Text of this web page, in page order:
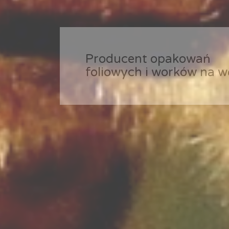
Producent opakowań
foliowych i worków na
Producent opakowań
foliowych i worków na
Producent opakowań
foliowych i worków na